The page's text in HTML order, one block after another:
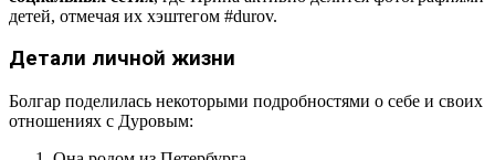
детей, отмечая их хэштегом #durov.
Детали личной жизни
Болгар поделилась некоторыми подробностями о себе и своих
отношениях с Дуровым: